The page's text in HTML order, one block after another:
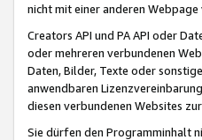
nicht mit einer anderen Webpage
Creators API und PA API oder
oder mehreren verbundenen
Daten, Bilder, Texte oder
anwendbaren
diesen verbundenen Websites
Sie dürfen den Programminhalt